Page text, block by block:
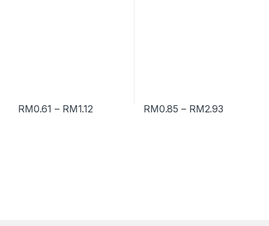
RM0.61 – RM1.12 RM0.85 – RM2.93